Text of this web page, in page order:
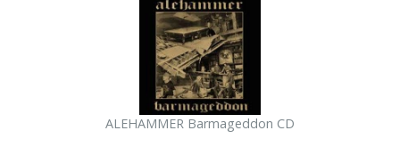
ALEHAMMER Barmageddon CD